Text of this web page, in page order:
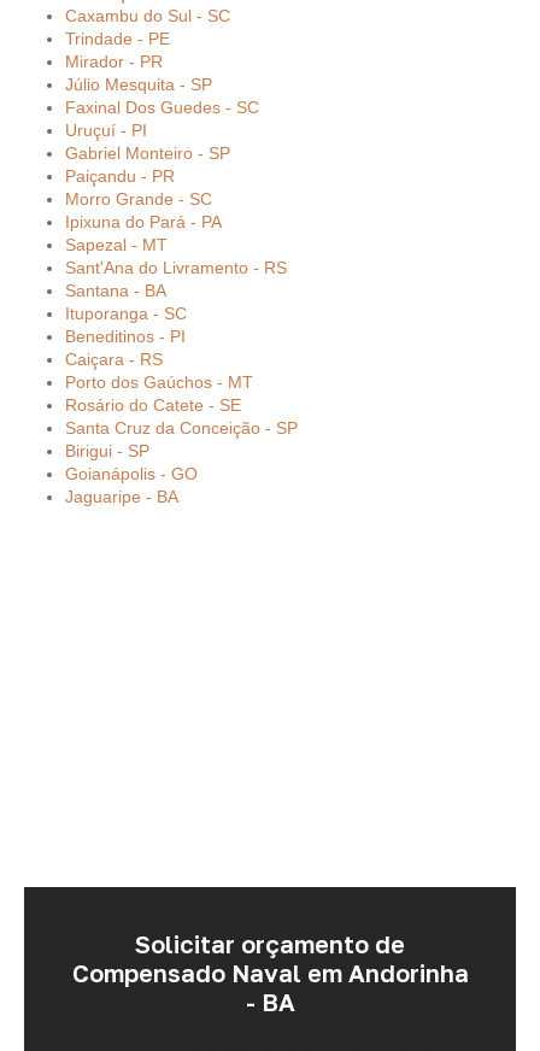
Caxambu do Sul - SC
Trindade - PE
Mirador - PR
Júlio Mesquita - SP
Faxinal Dos Guedes - SC
Uruçuí - PI
Gabriel Monteiro - SP
Paiçandu - PR
Morro Grande - SC
Ipixuna do Pará - PA
Sapezal - MT
Sant'Ana do Livramento - RS
Santana - BA
Ituporanga - SC
Beneditinos - PI
Caiçara - RS
Porto dos Gaúchos - MT
Rosário do Catete - SE
Santa Cruz da Conceição - SP
Birigui - SP
Goianápolis - GO
Jaguaripe - BA
Solicitar orçamento de
Compensado Naval em Andorinha
- BA